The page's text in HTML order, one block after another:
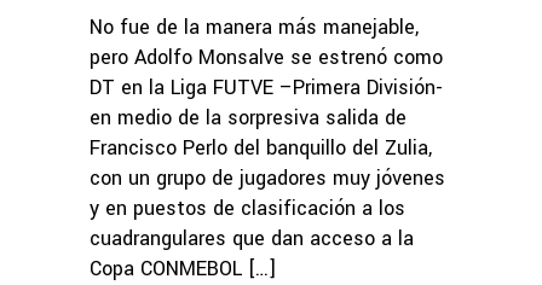
No fue de la manera más manejable,
pero Adolfo Monsalve se estrenó como
DT en la Liga FUTVE –Primera División-
en medio de la sorpresiva salida de
Francisco Perlo del banquillo del Zulia,
con un grupo de jugadores muy jóvenes
y en puestos de clasificación a los
cuadrangulares que dan acceso a la
Copa CONMEBOL […]